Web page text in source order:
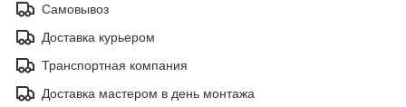
Самовывоз
Доставка курьером
Транспортная компания
Доставка мастером в день монтажа